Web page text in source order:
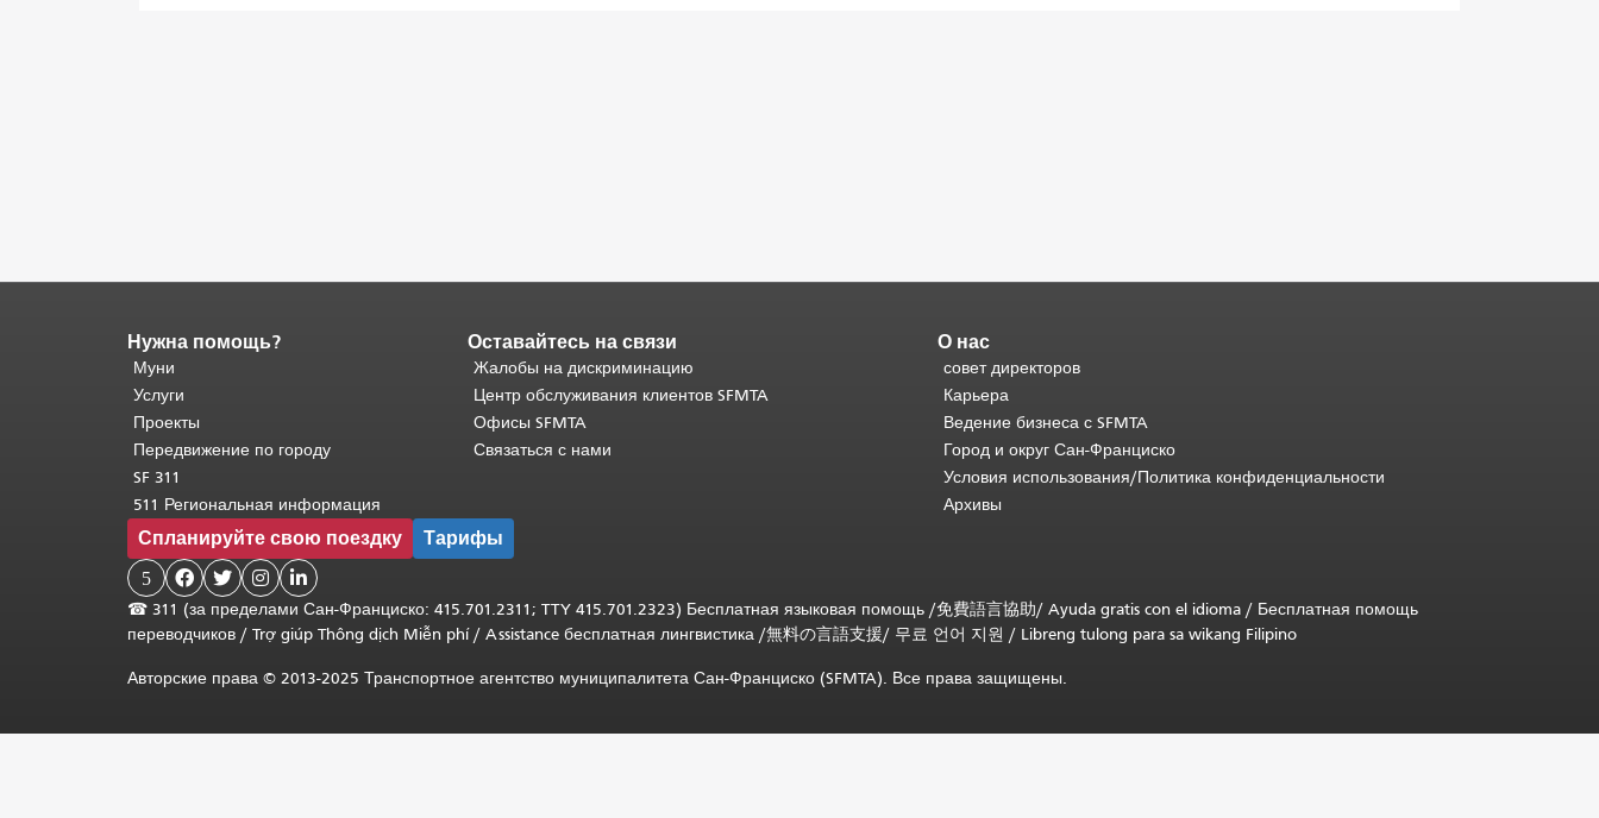
Конец
содержимого
страницы.
часть
этой
страницы
на
каждой
странице.
Вернуться
к
началу
основного
содержимого
Нужна помощь?
Муни
Услуги
Проекты
Передвижение по городу
SF 311
511 Региональная информация
Оставайтесь на связи
Жалобы на дискриминацию
Центр обслуживания клиентов SFMTA
Офисы SFMTA
Связаться с нами
О нас
совет директоров
Карьера
Ведение бизнеса с SFMTA
Город и округ Сан-Франциско
Условия использования/Политика конфиденциальности
Архивы
Спланируйте свою поездку Тарифы
5    
☎ 311 (за пределами Сан-Франциско: 415.701.2311; TTY 415.701.2323) Бесплатная языковая помощь /免費語言協助/ Ayuda gratis con el idioma / Бесплатная помощь
переводчиков / Trợ giúp Thông dịch Miễn phí/ Assistance бесплатная лингвистика /無料の言語支援/ 무료 언어 지원 / Libreng tulong para sa wikang Filipino
Авторские права © 2013-2025 Транспортное агентство муниципалитета Сан-Франциско (SFMTA). Все права защищены.